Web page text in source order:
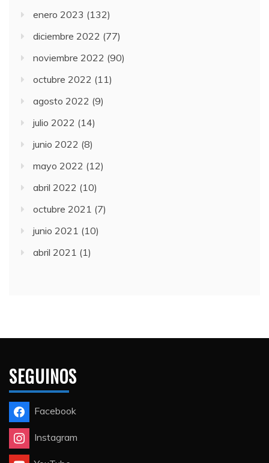
enero 2023 (132)
diciembre 2022 (77)
noviembre 2022 (90)
octubre 2022 (11)
agosto 2022 (9)
julio 2022 (14)
junio 2022 (8)
mayo 2022 (12)
abril 2022 (10)
octubre 2021 (7)
junio 2021 (10)
abril 2021 (1)
SEGUINOS
Facebook
Instagram